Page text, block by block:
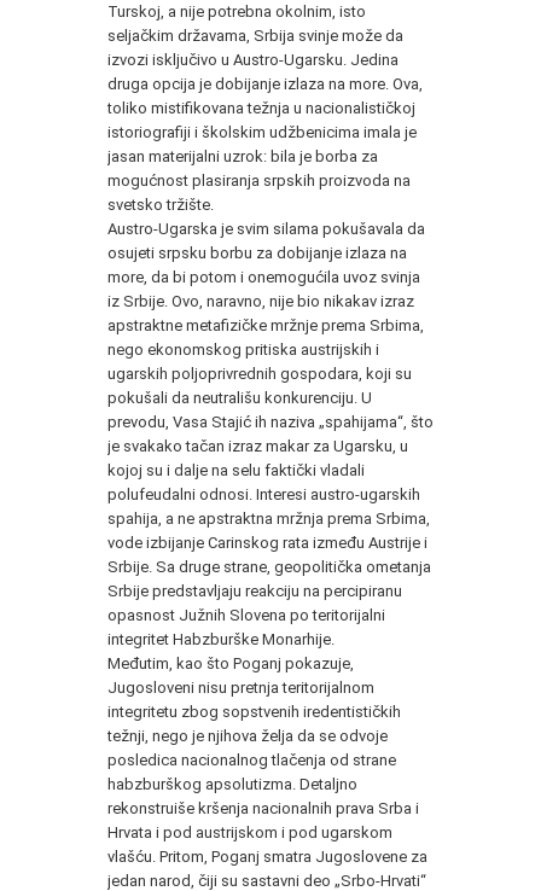
Turskoj, a nije potrebna okolnim, isto
seljačkim državama, Srbija svinje može da
izvozi isključivo u Austro-Ugarsku. Jedina
druga opcija je dobijanje izlaza na more. Ova,
toliko mistifikovana težnja u nacionalističkoj
istoriografiji i školskim udžbenicima imala je
jasan materijalni uzrok: bila je borba za
mogućnost plasiranja srpskih proizvoda na
svetsko tržište.
Austro-Ugarska je svim silama pokušavala da
osujeti srpsku borbu za dobijanje izlaza na
more, da bi potom i onemogućila uvoz svinja
iz Srbije. Ovo, naravno, nije bio nikakav izraz
apstraktne metafizičke mržnje prema Srbima,
nego ekonomskog pritiska austrijskih i
ugarskih poljoprivrednih gospodara, koji su
pokušali da neutrališu konkurenciju. U
prevodu, Vasa Stajić ih naziva „spahijama“, što
je svakako tačan izraz makar za Ugarsku, u
kojoj su i dalje na selu faktički vladali
polufeudalni odnosi. Interesi austro-ugarskih
spahija, a ne apstraktna mržnja prema Srbima,
vode izbijanje Carinskog rata između Austrije i
Srbije. Sa druge strane, geopolitička ometanja
Srbije predstavljaju reakciju na percipiranu
opasnost Južnih Slovena po teritorijalni
integritet Habzburške Monarhije.
Međutim, kao što Poganj pokazuje,
Jugosloveni nisu pretnja teritorijalnom
integritetu zbog sopstvenih iredentističkih
težnji, nego je njihova želja da se odvoje
posledica nacionalnog tlačenja od strane
habzburškog apsolutizma. Detaljno
rekonstruiše kršenja nacionalnih prava Srba i
Hrvata i pod austrijskom i pod ugarskom
vlašću. Pritom, Poganj smatra Jugoslovene za
jedan narod, čiji su sastavni deo „Srbo-Hrvati“